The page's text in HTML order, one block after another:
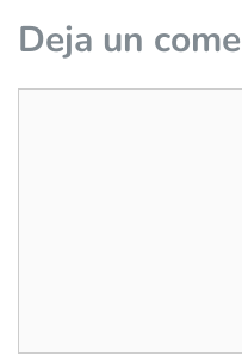
Deja un